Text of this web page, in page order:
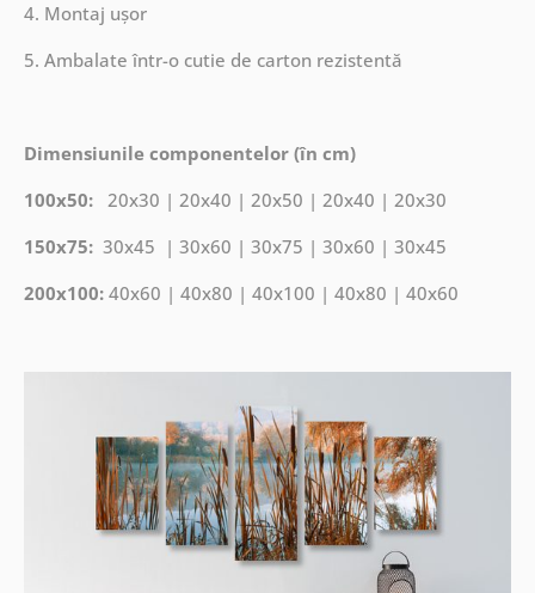
4. Montaj ușor
5. Ambalate într-o cutie de carton rezistentă
Dimensiunile componentelor (în cm)
100x50: 20x30 | 20x40 | 20x50 | 20x40 | 20x30
150x75: 30x45 | 30x60 | 30x75 | 30x60 | 30x45
200x100: 40x60 | 40x80 | 40x100 | 40x80 | 40x60